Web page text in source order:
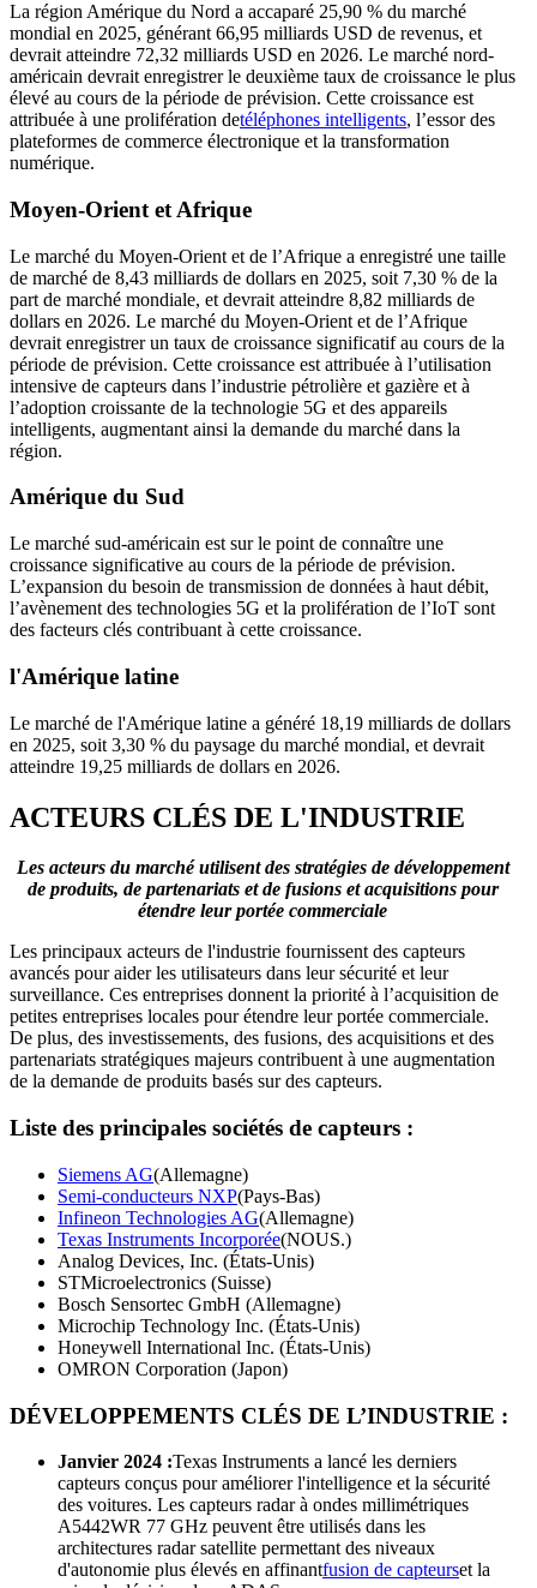
La région Amérique du Nord a accaparé 25,90 % du marché
mondial en 2025, générant 66,95 milliards USD de revenus, et
devrait atteindre 72,32 milliards USD en 2026. Le marché nord-
américain devrait enregistrer le deuxième taux de croissance le plus
élevé au cours de la période de prévision. Cette croissance est
attribuée à une prolifération detéléphones intelligents, l’essor des
plateformes de commerce électronique et la transformation
numérique.
Moyen-Orient et Afrique
Le marché du Moyen-Orient et de l’Afrique a enregistré une taille
de marché de 8,43 milliards de dollars en 2025, soit 7,30 % de la
part de marché mondiale, et devrait atteindre 8,82 milliards de
dollars en 2026. Le marché du Moyen-Orient et de l’Afrique
devrait enregistrer un taux de croissance significatif au cours de la
période de prévision. Cette croissance est attribuée à l’utilisation
intensive de capteurs dans l’industrie pétrolière et gazière et à
l’adoption croissante de la technologie 5G et des appareils
intelligents, augmentant ainsi la demande du marché dans la
région.
Amérique du Sud
Le marché sud-américain est sur le point de connaître une
croissance significative au cours de la période de prévision.
L’expansion du besoin de transmission de données à haut débit,
l’avènement des technologies 5G et la prolifération de l’IoT sont
des facteurs clés contribuant à cette croissance.
l'Amérique latine
Le marché de l'Amérique latine a généré 18,19 milliards de dollars
en 2025, soit 3,30 % du paysage du marché mondial, et devrait
atteindre 19,25 milliards de dollars en 2026.
ACTEURS CLÉS DE L'INDUSTRIE
Les acteurs du marché utilisent des stratégies de développement
de produits, de partenariats et de fusions et acquisitions pour
étendre leur portée commerciale
Les principaux acteurs de l'industrie fournissent des capteurs
avancés pour aider les utilisateurs dans leur sécurité et leur
surveillance. Ces entreprises donnent la priorité à l’acquisition de
petites entreprises locales pour étendre leur portée commerciale.
De plus, des investissements, des fusions, des acquisitions et des
partenariats stratégiques majeurs contribuent à une augmentation
de la demande de produits basés sur des capteurs.
Liste des principales sociétés de capteurs :
Siemens AG(Allemagne)
Semi-conducteurs NXP(Pays-Bas)
Infineon Technologies AG(Allemagne)
Texas Instruments Incorporée(NOUS.)
Analog Devices, Inc. (États-Unis)
STMicroelectronics (Suisse)
Bosch Sensortec GmbH (Allemagne)
Microchip Technology Inc. (États-Unis)
Honeywell International Inc. (États-Unis)
OMRON Corporation (Japon)
DÉVELOPPEMENTS CLÉS DE L’INDUSTRIE :
Janvier 2024 :Texas Instruments a lancé les derniers
capteurs conçus pour améliorer l'intelligence et la sécurité
des voitures. Les capteurs radar à ondes millimétriques
A5442WR 77 GHz peuvent être utilisés dans les
architectures radar satellite permettant des niveaux
d'autonomie plus élevés en affinantfusion de capteurset la